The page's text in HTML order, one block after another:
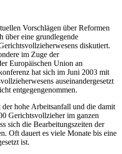
Vorschlägen über Reformen
über eine grundlegende
diskutiert.
im Zuge der
Europäischen Union an
hat sich im Juni 2003 mit
auseinandergesetzt
entgegengenommen.
der hohe Arbeitsanfall und die damit
Gerichtsvollzieher im ganzen
sich die Bearbeitungszeiten der
Oft dauert es viele Monate bis eine
ist.